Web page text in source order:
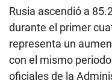
Rusia ascendió a
durante el primer
representa un
con el mismo
oficiales de la